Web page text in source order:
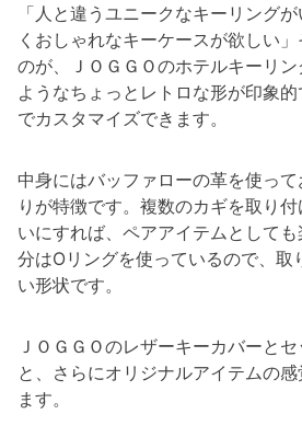
「人と違うユニークなキーリング
くおしゃれなキーケースが欲しい
のが、ＪＯＧＧＯのホテルキーリ
ようなちょっとレトロな形が印象
でカスタマイズできます。
中身にはバッファローの革を使っ
りが特徴です。複数のカギを取り
いにすれば、ペアアイテムとして
分はOリングを使っているので、取
い形状です。
ＪＯＧＧＯのレザーキーカバーと
と、さらにオリジナルアイテムの
ます。